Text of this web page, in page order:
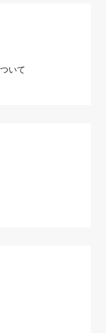
いて